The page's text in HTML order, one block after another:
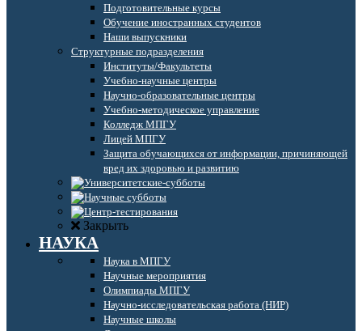
Подготовительные курсы
Обучение иностранных студентов
Наши выпускники
Структурные подразделения
Институты/Факультеты
Учебно-научные центры
Научно-образовательные центры
Учебно-методическое управление
Колледж МПГУ
Лицей МПГУ
Защита обучающихся от информации, причиняющей
вред их здоровью и развитию
Закрыть
НАУКА
Наука в МПГУ
Научные мероприятия
Олимпиады МПГУ
Научно-исследовательская работа (НИР)
Научные школы